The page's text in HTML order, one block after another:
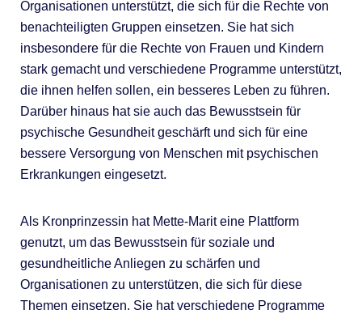
Organisationen unterstützt, die sich für die Rechte von
benachteiligten Gruppen einsetzen. Sie hat sich
insbesondere für die Rechte von Frauen und Kindern
stark gemacht und verschiedene Programme unterstützt,
die ihnen helfen sollen, ein besseres Leben zu führen.
Darüber hinaus hat sie auch das Bewusstsein für
psychische Gesundheit geschärft und sich für eine
bessere Versorgung von Menschen mit psychischen
Erkrankungen eingesetzt.
Als Kronprinzessin hat Mette-Marit eine Plattform
genutzt, um das Bewusstsein für soziale und
gesundheitliche Anliegen zu schärfen und
Organisationen zu unterstützen, die sich für diese
Themen einsetzen. Sie hat verschiedene Programme